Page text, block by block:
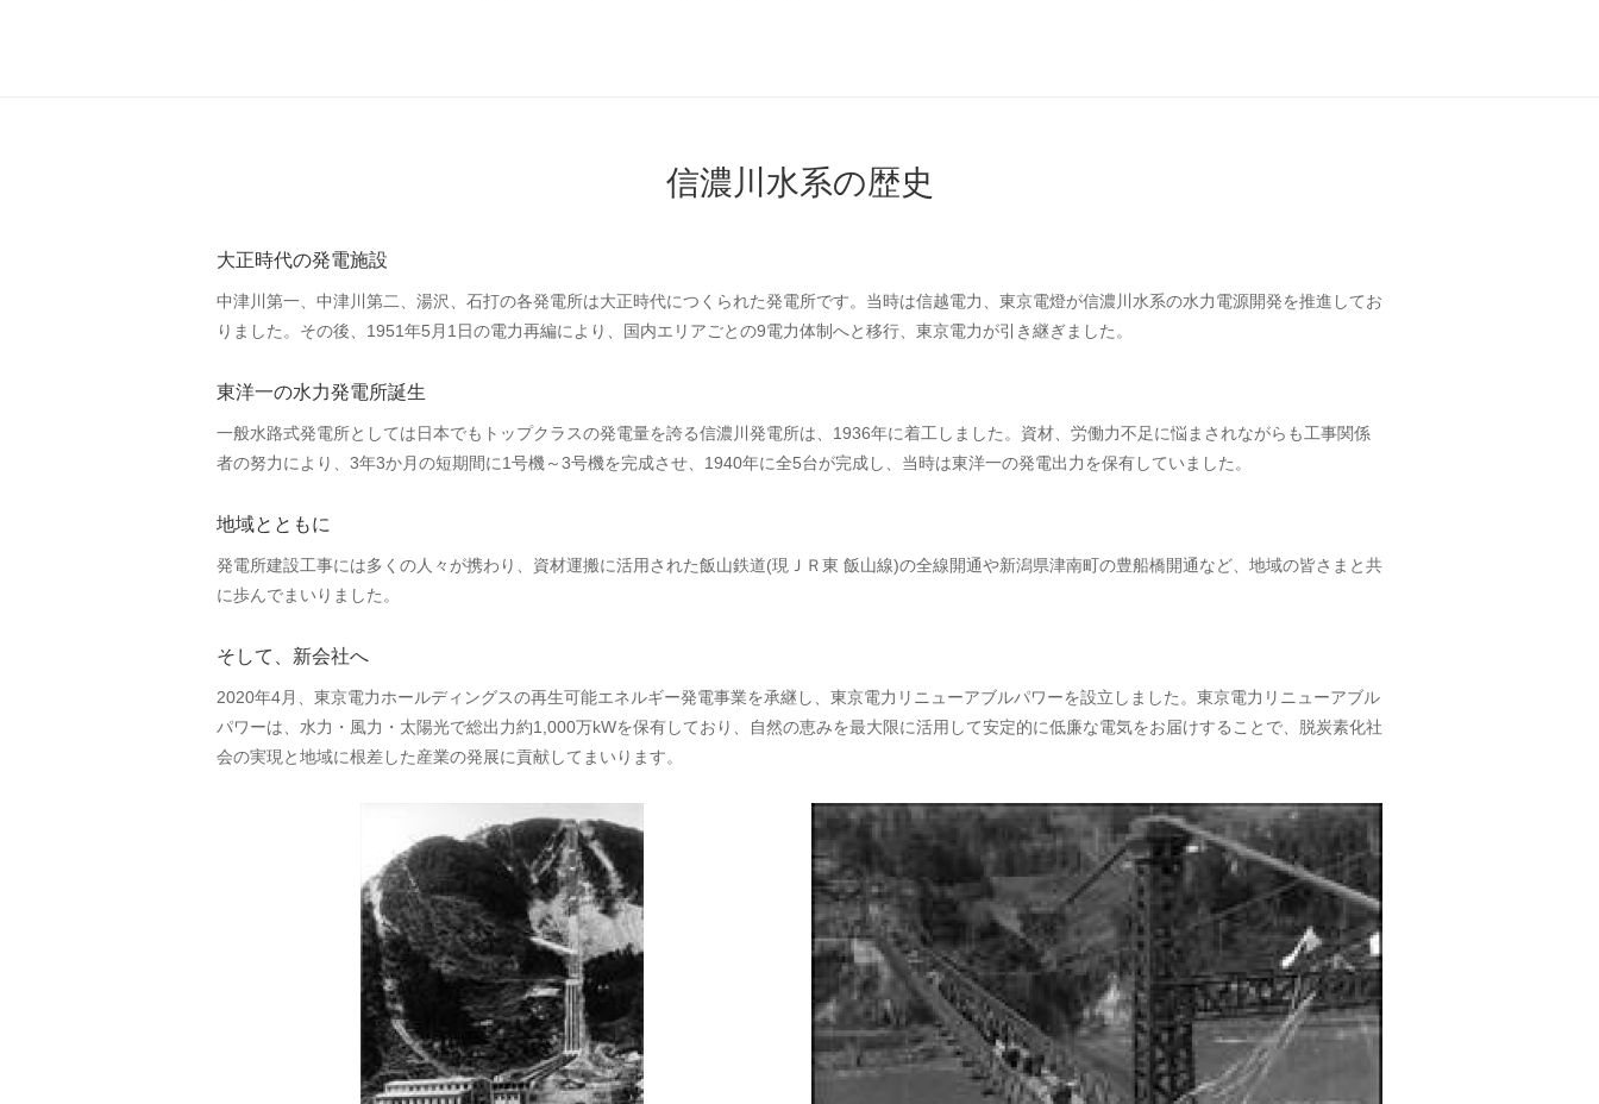
信濃川水系の歴史
大正時代の発電施設
中津川第一、中津川第二、湯沢、石打の各発電所は大正時代につくられた発電所です。当時は信越電力、東京電燈が信濃川水系の水力電源開発を推進してお
りました。その後、1951年5月1日の電力再編により、国内エリアごとの9電力体制へと移行、東京電力が引き継ぎました。
東洋一の水力発電所誕生
一般水路式発電所としては日本でもトップクラスの発電量を誇る信濃川発電所は、1936年に着工しました。資材、労働力不足に悩まされながらも工事関係
者の努力により、3年3か月の短期間に1号機～3号機を完成させ、1940年に全5台が完成し、当時は東洋一の発電出力を保有していました。
地域とともに
発電所建設工事には多くの人々が携わり、資材運搬に活用された飯山鉄道(現ＪＲ東 飯山線)の全線開通や新潟県津南町の豊船橋開通など、地域の皆さまと共
に歩んでまいりました。
そして、新会社へ
2020年4月、東京電力ホールディングスの再生可能エネルギー発電事業を承継し、東京電力リニューアブルパワーを設立しました。東京電力リニューアブル
パワーは、水力・風力・太陽光で総出力約1,000万kWを保有しており、自然の恵みを最大限に活用して安定的に低廉な電気をお届けすることで、脱炭素化社
会の実現と地域に根差した産業の発展に貢献してまいります。